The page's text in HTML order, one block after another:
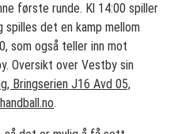
første runde. Kl 14:00 spiller
det en kamp mellom
som også teller inn mot
Oversikt over Vestby sin
Bringserien J16 Avd 05,
.